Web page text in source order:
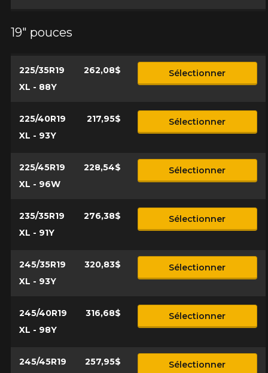
19" pouces
225/35R19
XL - 88Y
262,08$ Sélectionner
225/40R19
XL - 93Y
217,95$ Sélectionner
225/45R19
XL - 96W
228,54$ Sélectionner
235/35R19
XL - 91Y
276,38$ Sélectionner
245/35R19
XL - 93Y
320,83$ Sélectionner
245/40R19
XL - 98Y
316,68$ Sélectionner
245/45R19
257,95$ Sélectionner